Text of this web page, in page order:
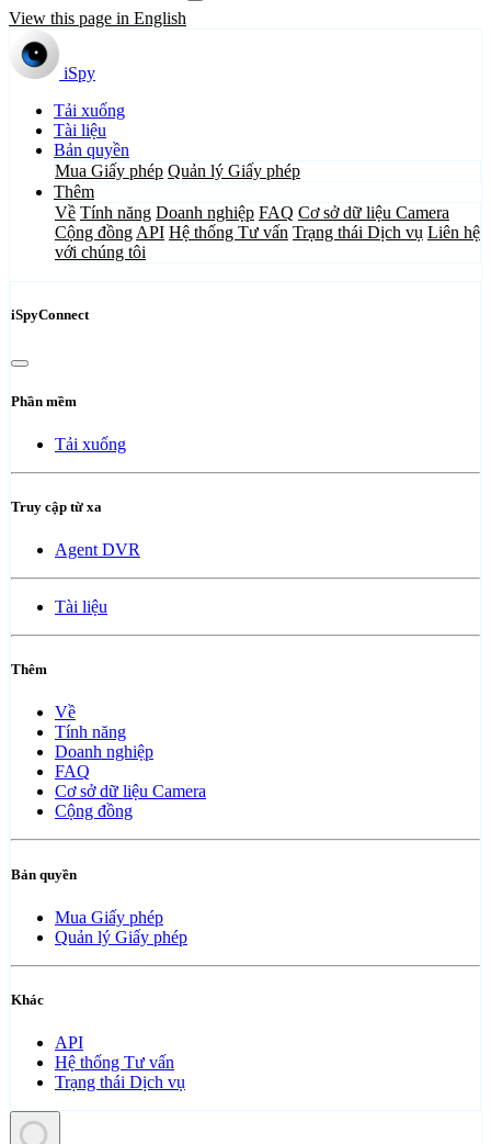
View this page in English
iSpy
Tải xuống
Tài liệu
Bản quyền
Mua Giấy phép Quản lý Giấy phép
Thêm
Về Tính năng Doanh nghiệp FAQ Cơ sở dữ liệu Camera
Cộng đồng API Hệ thống Tư vấn Trạng thái Dịch vụ Liên hệ
với chúng tôi
iSpyConnect
Phần mềm
Tải xuống
Truy cập từ xa
Agent DVR
Tài liệu
Thêm
Về
Tính năng
Doanh nghiệp
FAQ
Cơ sở dữ liệu Camera
Cộng đồng
Bản quyền
Mua Giấy phép
Quản lý Giấy phép
Khác
API
Hệ thống Tư vấn
Trạng thái Dịch vụ